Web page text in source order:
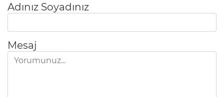
Adınız Soyadınız
Mesaj